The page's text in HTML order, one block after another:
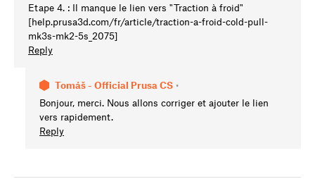
Etape 4. : Il manque le lien vers "Traction à froid"
[help.prusa3d.com/fr/article/traction-a-froid-cold-pull-
mk3s-mk2-5s_2075]
Reply
Tomáš - Official Prusa CS •
Bonjour, merci. Nous allons corriger et ajouter le lien
vers rapidement.
Reply